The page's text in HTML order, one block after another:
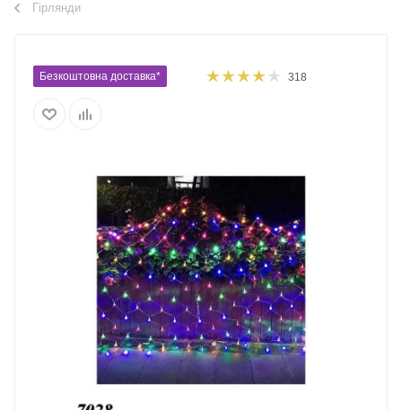
Гірлянди
Безкоштовна доставка* 318